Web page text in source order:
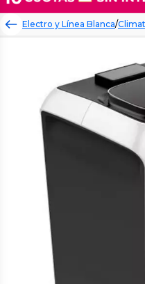
Electro y Línea Blanca/